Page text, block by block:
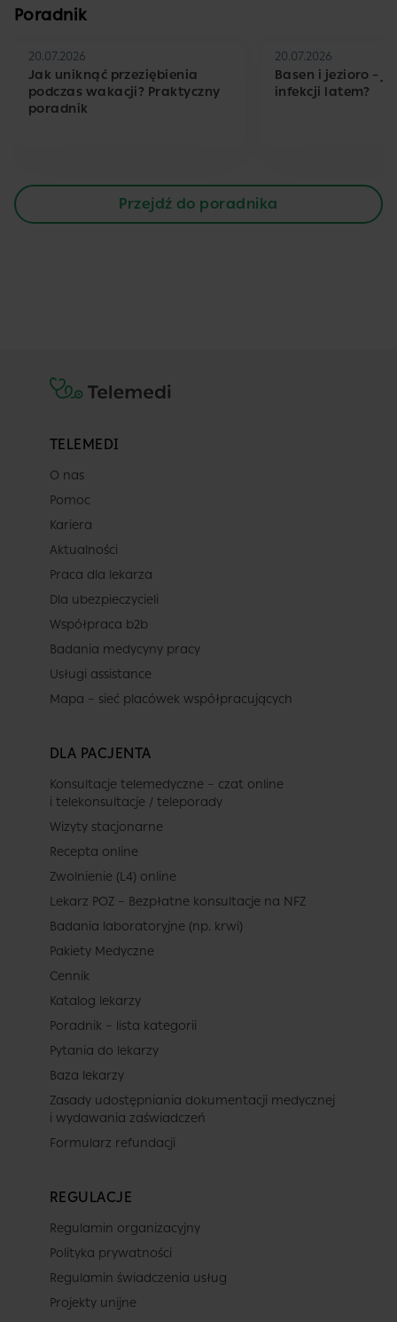
Poradnik
20.07.2026
Jak uniknąć przeziębienia
podczas wakacji? Praktyczny
poradnik
20.07.2026
Basen i jezioro –
infekcji latem?
Przejdź do poradnika
TELEMEDI
O nas
Pomoc
Kariera
Aktualności
Praca dla lekarza
Dla ubezpieczycieli
Współpraca b2b
Badania medycyny pracy
Usługi assistance
Mapa – sieć placówek współpracujących
DLA PACJENTA
Konsultacje telemedyczne – czat online
i telekonsultacje / teleporady
Wizyty stacjonarne
Recepta online
Zwolnienie (L4) online
Lekarz POZ – Bezpłatne konsultacje na NFZ
Badania laboratoryjne (np. krwi)
Pakiety Medyczne
Cennik
Katalog lekarzy
Poradnik – lista kategorii
Pytania do lekarzy
Baza lekarzy
Zasady udostępniania dokumentacji medycznej
i wydawania zaświadczeń
Formularz refundacji
REGULACJE
Regulamin organizacyjny
Polityka prywatności
Regulamin świadczenia usług
Projekty unijne